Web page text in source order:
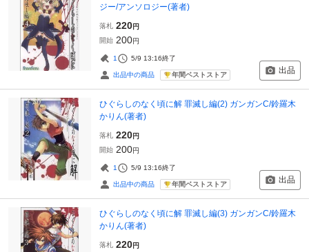
ジー/アンソロジー(著者)
落札 220円
開始 200円
1 5/9 13:16終了
出品中の商品 年間ベストストア 出品
ひぐらしのなく頃に解 罪滅し編(2) ガンガンC/鈴羅木
かりん(著者)
落札 220円
開始 200円
1 5/9 13:16終了
出品中の商品 年間ベストストア 出品
ひぐらしのなく頃に解 罪滅し編(3) ガンガンC/鈴羅木
かりん(著者)
落札 220円